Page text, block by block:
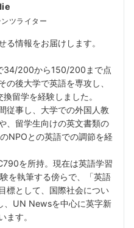
ツライター
る情報をお届けします。
34/200から150/200まで点
後大学で英語を専攻し、
留学を経験しました。
従事し、大学での外国人教
、留学生向けの英文書類の
NPOとの英語での調節を経
を所持。現在は英語学習
を執筆する傍らで、「英語
標として、国際社会につい
、UN Newsを中心に英字新
ます。